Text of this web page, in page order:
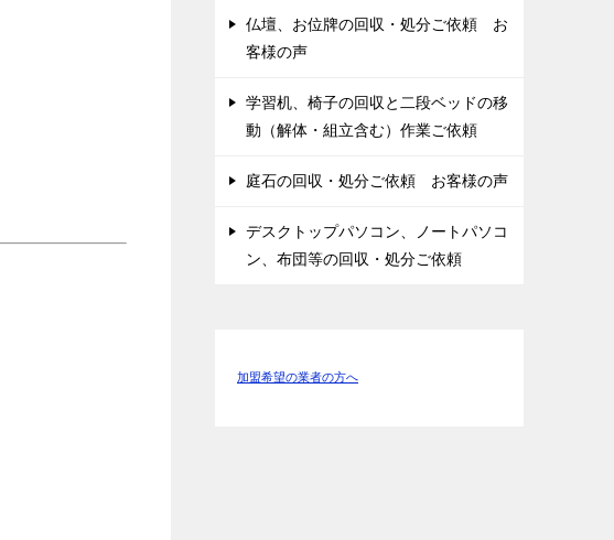
仏壇、お位牌の回収・処分ご依頼 お
客様の声
学習机、椅子の回収と二段ベッドの移
動（解体・組立含む）作業ご依頼
庭石の回収・処分ご依頼 お客様の声
デスクトップパソコン、ノートパソコ
ン、布団等の回収・処分ご依頼
加盟希望の業者の方へ